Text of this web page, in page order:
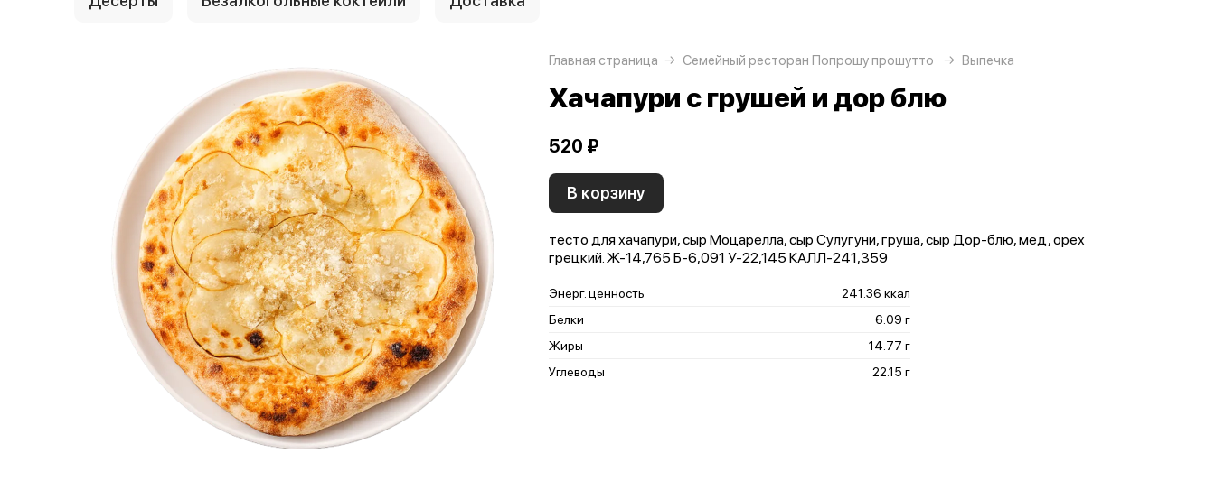
Главная страница Семейный ресторан Попрошу прошутто Выпечка
Хачапури с грушей и дор блю
520 ₽
В корзину
тесто для хачапури, сыр Моцарелла, сыр Сулугуни, груша, сыр Дор-блю, мед, орех
грецкий. Ж-14,765 Б-6,091 У-22,145 КАЛЛ-241,359
Энерг. ценность
241.36 ккал
Белки
6.09 г
Жиры
14.77 г
Углеводы
22.15 г